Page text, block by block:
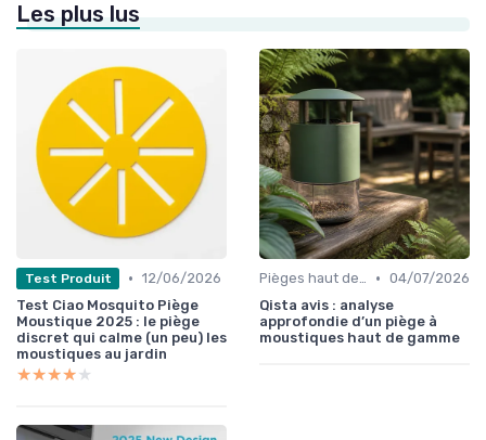
Les plus lus
Test Produit • 12/06/2026
Test Ciao Mosquito Piège
Moustique 2025 : le piège
discret qui calme (un peu) les
moustiques au jardin
★★★★★
★★★★★
Pièges haut de gamme • 04/07/2026
Qista avis : analyse
approfondie d’un piège à
moustiques haut de gamme